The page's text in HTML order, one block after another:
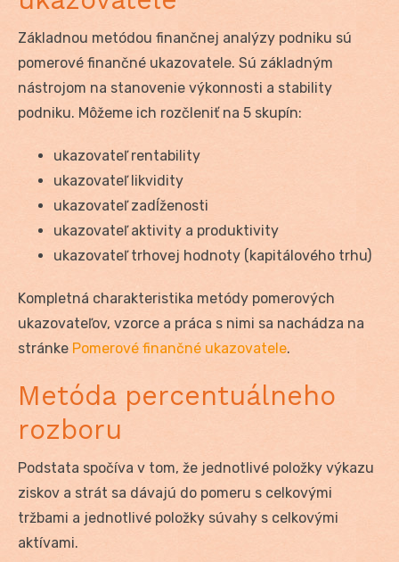
Základnou metódou finančnej analýzy podniku sú
pomerové finančné ukazovatele. Sú základným
nástrojom na stanovenie výkonnosti a stability
podniku. Môžeme ich rozčleniť na 5 skupín:
ukazovateľ rentability
ukazovateľ likvidity
ukazovateľ zadĺženosti
ukazovateľ aktivity a produktivity
ukazovateľ trhovej hodnoty (kapitálového trhu)
Kompletná charakteristika metódy pomerových
ukazovateľov, vzorce a práca s nimi sa nachádza na
stránke Pomerové finančné ukazovatele.
Metóda percentuálneho
rozboru
Podstata spočíva v tom, že jednotlivé položky výkazu
ziskov a strát sa dávajú do pomeru s celkovými
tržbami a jednotlivé položky súvahy s celkovými
aktívami.